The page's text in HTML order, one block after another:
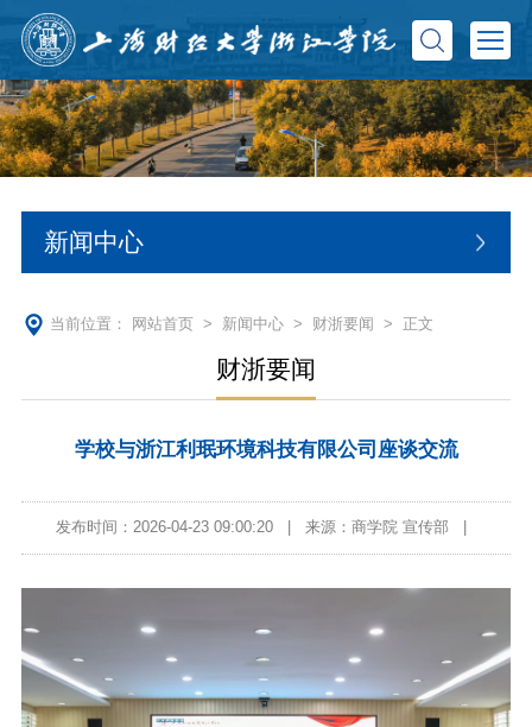
新闻中心
当前位置： 网站首页> 新闻中心> 财浙要闻 > 正文
财浙要闻
学校与浙江利珉环境科技有限公司座谈交流
发布时间：2026-04-23 09:00:20 来源：商学院 宣传部